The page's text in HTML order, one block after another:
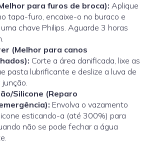
para furos de broca): Aplique
tapa-furo, encaixe-o no buraco e
chave Philips. Aguarde 3 horas
(Melhor para canos
Corte a área danificada, lixe as
pasta lubrificante e deslize a luva de
junção.
Silicone (Reparo
Envolva o vazamento
esticando-a (até 300%) para
não se pode fechar a água